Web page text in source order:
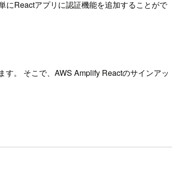
にReactアプリに認証機能を追加することがで
。 そこで、AWS Amplify Reactのサインアッ